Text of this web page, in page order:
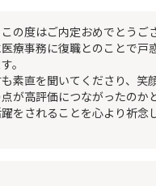
この度はご内定おめでとうご
療事務に復職とのことで戸
。
素直を聞いてくださり、笑
が高評価につながったのか
をされることを心より祈念